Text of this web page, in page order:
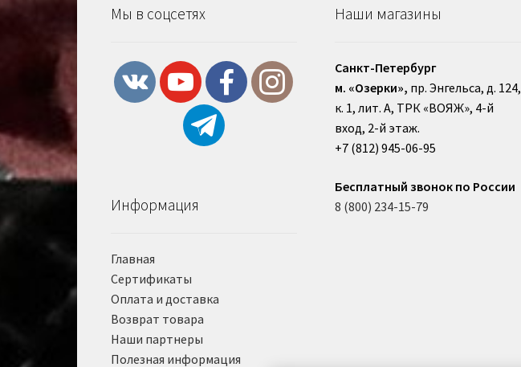
Мы в соцсетях
Информация
Главная
Сертификаты
Оплата и доставка
Возврат товара
Наши партнеры
Полезная информация
Наши магазины
Санкт-Петербург
м. «Озерки», пр. Энгельса, д. 124,
к. 1, лит. А, ТРК «ВОЯЖ», 4-й
вход, 2-й этаж.
+7 (812) 945-06-95
Бесплатный звонок по России
8 (800) 234-15-79